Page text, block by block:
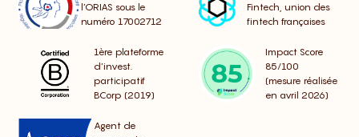
l’ORIAS sous le
numéro 17002712
Fintech, union des
fintech françaises
1ère plateforme
d’invest.
participatif
BCorp (2019)
Impact Score
85/100
(mesure réalisée
en avril 2026)
Agent de